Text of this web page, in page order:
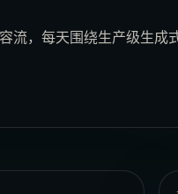
，每天围绕生产级生成